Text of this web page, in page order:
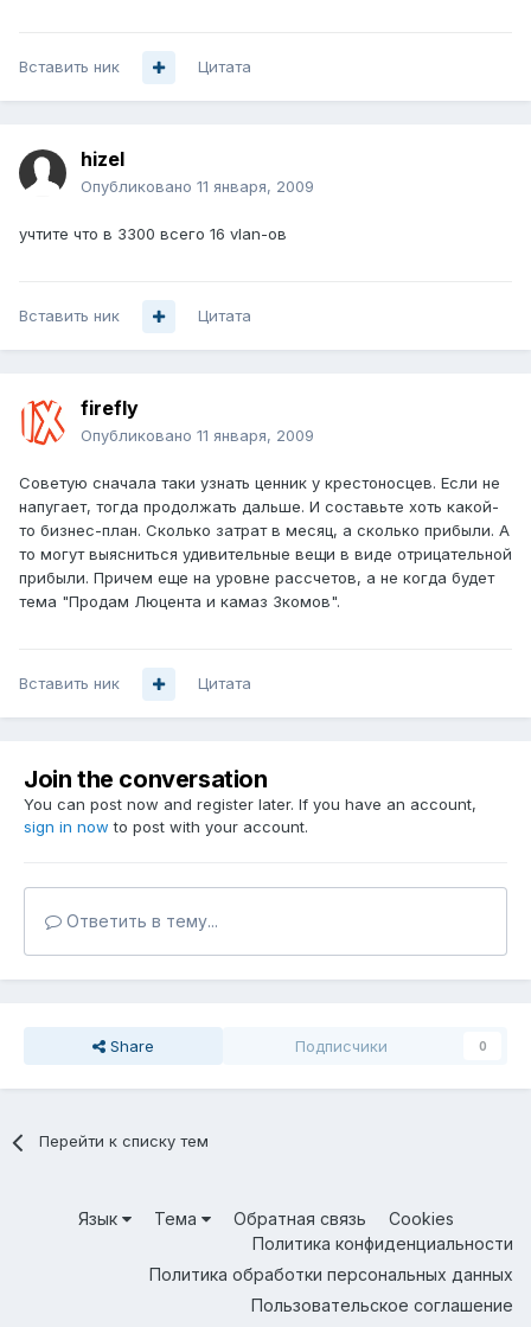
Вставить ник Цитата
hizel
Опубликовано 11 января, 2009
учтите что в 3300 всего 16 vlan-ов
Вставить ник Цитата
firefly
Опубликовано 11 января, 2009
Советую сначала таки узнать ценник у крестоносцев. Если не
напугает, тогда продолжать дальше. И составьте хоть какой-
то бизнес-план. Сколько затрат в месяц, а сколько прибыли. А
то могут выясниться удивительные вещи в виде отрицательной
прибыли. Причем еще на уровне рассчетов, а не когда будет
тема "Продам Люцента и камаз 3комов".
Вставить ник Цитата
Join the conversation
You can post now and register later. If you have an account,
sign in now to post with your account.
Ответить в тему...
Share Подписчики 0
Перейти к списку тем
Язык Тема Обратная связь
Cookies
Политика конфиденциальности
Политика обработки персональных данных
Пользовательское соглашение